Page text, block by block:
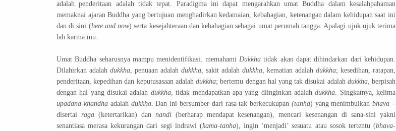
adalah penderitaan adalah tidak tepat. Paradigma ini dapat mengarahkan umat Buddha dalam kesalahpahaman
memaknai ajaran Buddha yang bertujuan menghadirkan kedamaian, kebahagian, ketenangan dalam kehidupan saat ini
dan di sini (here and now) serta kesejahteraan dan kebahagian sebagai umat perumah tangga. Apalagi ujuk ujuk terima
lah karma mu.
Umat Buddha seharusnya mampu menidentifikasi, memahami Dukkha tidak akan dapat dihindarkan dari kehidupan.
Dilahirkan adalah dukkha , penuaan adalah dukkha, sakit adalah dukkha , kematian adalah dukkha; kesedihan, ratapan,
penderitaan, kepedihan dan keputusasaan adalahdukkha; bertemu dengan hal yang tak disukai adalah dukkha, berpisah
dengan hal yang disukai adalah dukkha, tidak mendapatkan apa yang diinginkan adalahdukkha
Singkatnya, kelima
upadana-khandha adalah dukkha. Dan ini bersumber dari rasa tak berkecukupan (tanha) yang menimbulkanbhava–
disertai raga (ketertarikan) dan nandi (berharap mendapat kesenangan), mencari kesenangan di sana-sini yakni
senantiasa merasa kekurangan dari segi indrawi (kama-tanha), ingin ‘menjadi’ sesuatu atau sosok tertentu (bhava-